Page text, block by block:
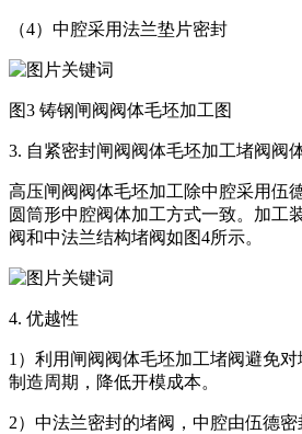
（4）中腔采用法兰垫片密封
图3 铸钢闸阀阀体毛坯加工图
3. 自紧密封闸阀阀体毛坯加工堵阀阀
高压闸阀阀体毛坯加工除中腔采用伍
圆筒形中腔阀体加工方式一致。加工
阀和中法兰结构堵阀如图4所示。
4. 优越性
1）利用闸阀阀体毛坯加工堵阀避免
制造周期，降低开模成本。
2）中法兰密封的堵阀，中腔由伍德